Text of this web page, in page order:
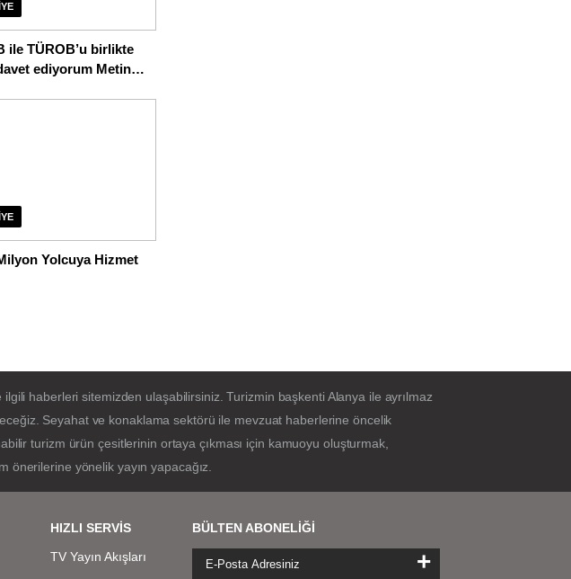
ile TÜROB’u birlikte
ediyorum Metin
Yolcuya Hizmet
haberleri sitemizden ulaşabilirsiniz. Turizmin başkenti Alanya ile ayrılmaz
Seyahat ve konaklama sektörü ile mevzuat haberlerine öncelik
turizm ürün çesitlerinin ortaya çıkması için kamuoyu oluşturmak,
önerilerine yönelik yayın yapacağız.
HIZLI SERVİS
TV Yayın Akışları
BÜLTEN ABONELİĞİ
+